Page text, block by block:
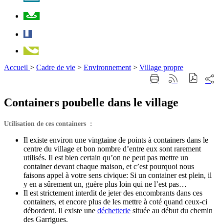
Accueil > Cadre de vie > Environnement > Village propre
ImprimerGénérer
RSS
sur
Containers poubelle dans le village
Utilisation de ces containers :
Il existe environ une vingtaine de points à containers dans le
centre du village et bon nombre d’entre eux sont rarement
utilisés. Il est bien certain qu’on ne peut pas mettre un
container devant chaque maison, et c’est pourquoi nous
faisons appel à votre sens civique: Si un container est plein, il
y en a sûrement un, guère plus loin qui ne l’est pas…
Il est strictement interdit de jeter des encombrants dans ces
containers, et encore plus de les mettre à coté quand ceux-ci
débordent. Il existe une déchetterie située au début du chemin
des Garrigues.